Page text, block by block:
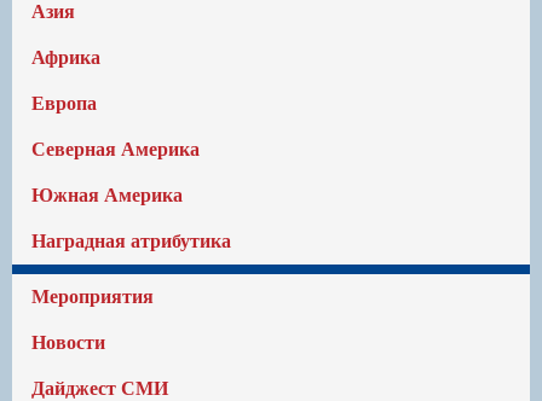
Азия
Африка
Европа
Северная Америка
Южная Америка
Наградная атрибутика
Мероприятия
Новости
Дайджест СМИ